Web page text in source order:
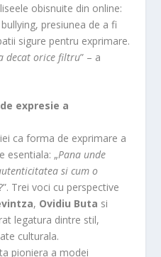
obisnuite din online:
presiunea de a fi
sigure pentru exprimare.
decat orice filtru” – a
expresie a
ca forma de exprimare a
esentiala: „Pana unde
si cum o
Trei voci cu perspective
, Ovidiu Buta si
legatura dintre stil,
culturala.
pioniera a modei